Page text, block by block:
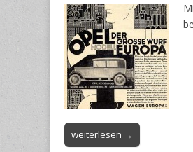
weiterlesen →